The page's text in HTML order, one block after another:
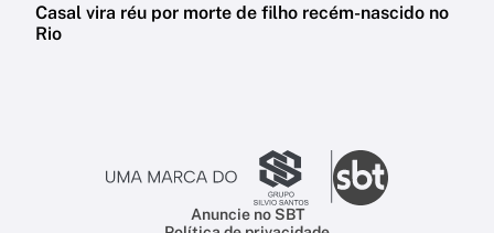
Casal vira réu por morte de filho recém-nascido no
Rio
Anuncie no SBT